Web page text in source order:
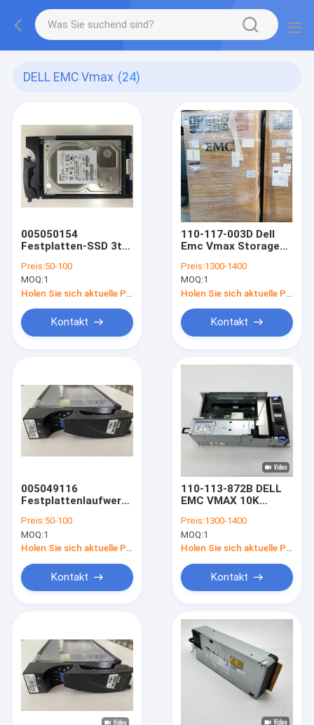
DELL EMC Vmax (24)
005050154
Festplatten-SSD 3tb
VMAX 10K
Preis:50-100
MOQ:1
Kontakt
110-117-003D Dell
Emc Vmax Storage
Preis:1300-1400
MOQ:1
Kontakt
005049116
Festplattenlaufwerk
600GB 10K 4G 3,5
Zoll-SSD
Preis:50-100
MOQ:1
Kontakt
110-113-872B DELL
EMC VMAX 10K
Prüfer 24GB 2,8
Gigahertz
Preis:1300-1400
MOQ:1
Kontakt